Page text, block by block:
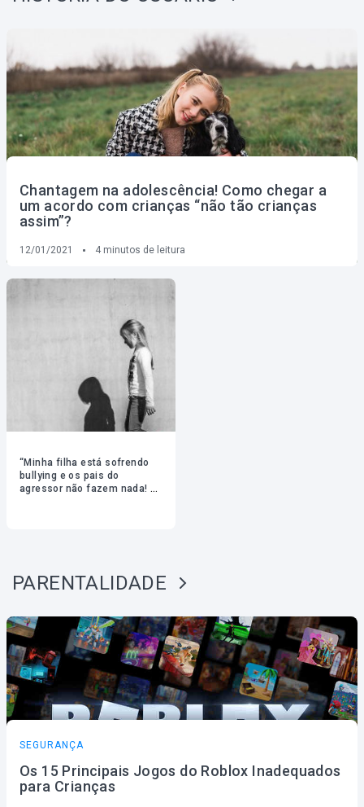
Chantagem na adolescência! Como chegar a
um acordo com crianças “não tão crianças
assim”?
12/01/2021 4 minutos de leitura
“Minha filha está sofrendo
bullying e os pais do
agressor não fazem nada! O
PARENTALIDADE
SEGURANÇA
Os 15 Principais Jogos do Roblox Inadequados
para Crianças